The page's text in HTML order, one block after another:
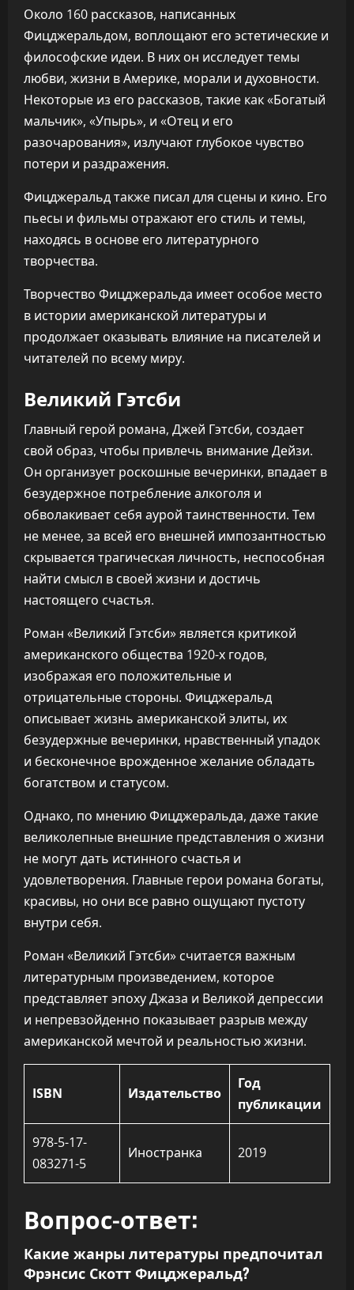
Около 160 рассказов, написанных
Фицджеральдом, воплощают его эстетические и
философские идеи. В них он исследует темы
любви, жизни в Америке, морали и духовности.
Некоторые из его рассказов, такие как «Богатый
мальчик», «Упырь», и «Отец и его
разочарования», излучают глубокое чувство
потери и раздражения.
Фицджеральд также писал для сцены и кино. Его
пьесы и фильмы отражают его стиль и темы,
находясь в основе его литературного
творчества.
Творчество Фицджеральда имеет особое место
в истории американской литературы и
продолжает оказывать влияние на писателей и
читателей по всему миру.
Великий Гэтсби
Главный герой романа, Джей Гэтсби, создает
свой образ, чтобы привлечь внимание Дейзи.
Он организует роскошные вечеринки, впадает в
безудержное потребление алкоголя и
обволакивает себя аурой таинственности. Тем
не менее, за всей его внешней импозантностью
скрывается трагическая личность, неспособная
найти смысл в своей жизни и достичь
настоящего счастья.
Роман «Великий Гэтсби» является критикой
американского общества 1920-х годов,
изображая его положительные и
отрицательные стороны. Фицджеральд
описывает жизнь американской элиты, их
безудержные вечеринки, нравственный упадок
и бесконечное врожденное желание обладать
богатством и статусом.
Однако, по мнению Фицджеральда, даже такие
великолепные внешние представления о жизни
не могут дать истинного счастья и
удовлетворения. Главные герои романа богаты,
красивы, но они все равно ощущают пустоту
внутри себя.
Роман «Великий Гэтсби» считается важным
литературным произведением, которое
представляет эпоху Джаза и Великой депрессии
и непревзойденно показывает разрыв между
американской мечтой и реальностью жизни.
ISBN Издательство
Год
публикации
978-5-17-
083271-5
Иностранка 2019
Вопрос-ответ:
Какие жанры литературы предпочитал
Фрэнсис Скотт Фицджеральд?